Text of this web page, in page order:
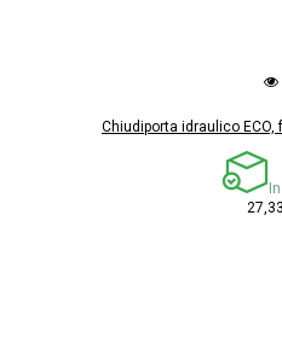
Chiudiporta idraulico ECO,